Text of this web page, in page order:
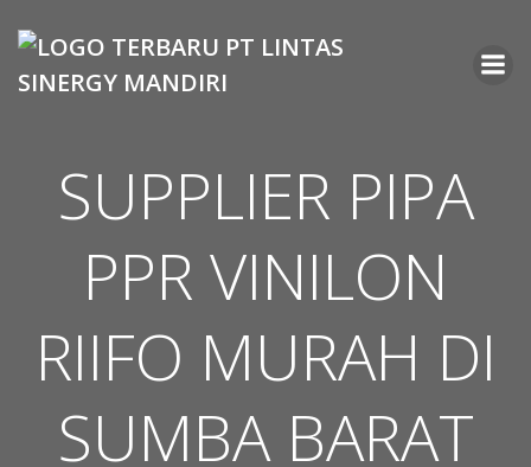
to
SUPPLIER PIPA
PPR VINILON
RIIFO MURAH DI
SUMBA BARAT